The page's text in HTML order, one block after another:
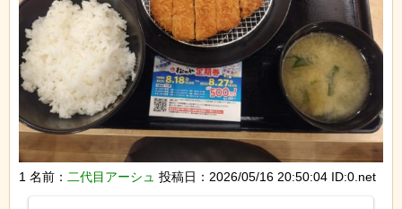
1 名前： 二代目アーシュ 投稿日：2026/05/16 20:50:04 ID:0.net